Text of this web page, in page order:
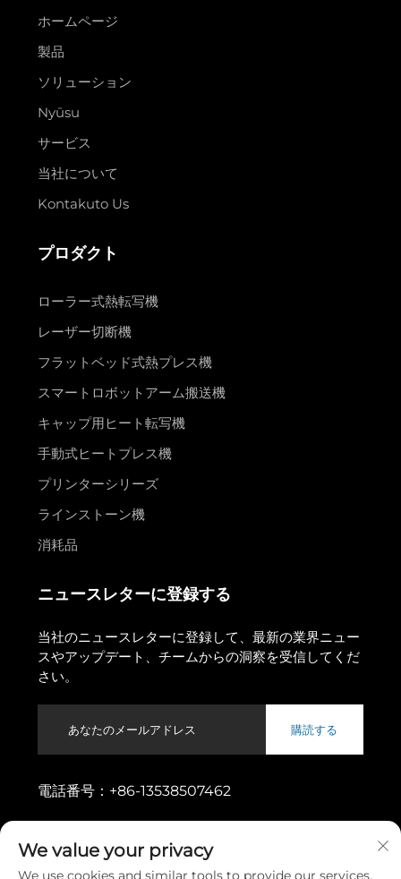
ホームページ
製品
ソリューション
Nyūsu
サービス
当社について
Kontakuto Us
プロダクト
ローラー式熱転写機
レーザー切断機
フラットベッド式熱プレス機
スマートロボットアーム搬送機
キャップ用ヒート転写機
手動式ヒートプレス機
プリンターシリーズ
ラインストーン機
消耗品
ニュースレターに登録する
当社のニュースレターに登録して、最新の業界ニュー
スやアップデート、チームからの洞察を受信してくだ
さい。
購読する
電話番号： +86-13538507462
We value your privacy
We use cookies and similar tools to provide our services.